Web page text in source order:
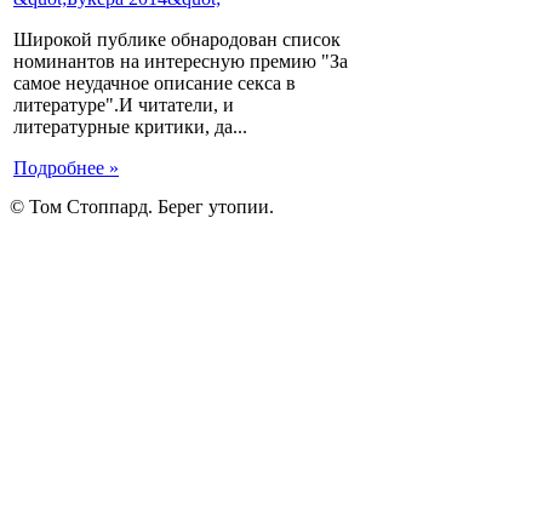
Широкой публике обнародован список
номинантов на интересную премию "За
самое неудачное описание секса в
литературе".И читатели, и
литературные критики, да...
Подробнее »
© Том Стоппард. Берег утопии.